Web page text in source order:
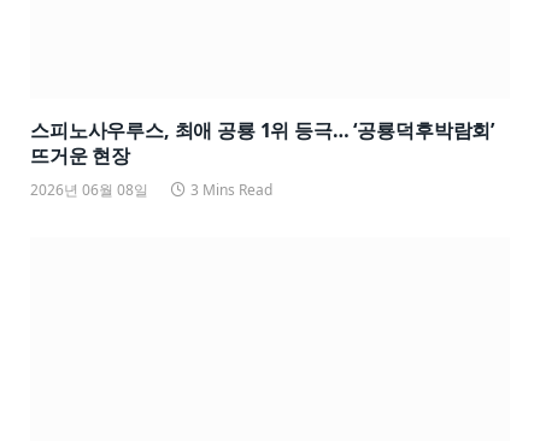
스피노사우루스, 최애 공룡 1위 등극… ‘공룡덕후박람회’
뜨거운 현장
2026년 06월 08일 3 Mins Read